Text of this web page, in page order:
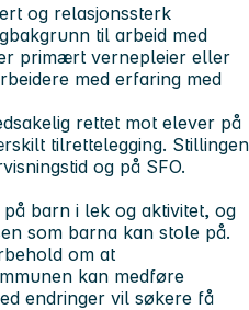
og relasjonssterk
til arbeid med
primært vernepleier eller
med erfaring med
rettet mot elever på
tilrettelegging. Stillingen
og på SFO.
barn i lek og aktivitet, og
som barna kan stole på.
om at
kan medføre
endringer vil søkere få